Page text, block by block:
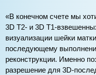
«В конечном счете мы
3D T2- и 3D T1-
визуализации шейки
последующему
реконструкции. Именно
разрешение для 3D-